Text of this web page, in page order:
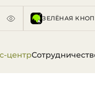
ЗЕЛЁНАЯ
центр